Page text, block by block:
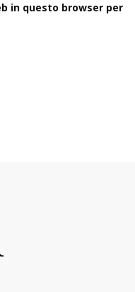
in questo browser per